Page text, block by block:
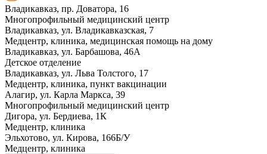
Владикавказ, пр. Доватора, 16
Многопрофильный медицинский центр
Владикавказ, ул. Владикавказская, 7
Медцентр, клиника, медицинская помощь на дому
Владикавказ, ул. Барбашова, 46А
Детское отделение
Владикавказ, ул. Льва Толстого, 17
Медцентр, клиника, пункт вакцинации
Алагир, ул. Карла Маркса, 39
Многопрофильный медицинский центр
Дигора, ул. Бердиева, 1К
Медцентр, клиника
Эльхотово, ул. Кирова, 166Б/У
Медцентр, клиника